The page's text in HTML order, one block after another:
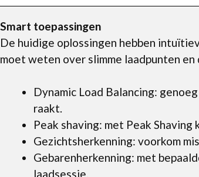
Smart toepassingen
De huidige oplossingen hebben
moet weten over slimme laadpunten
Dynamic Load Balancing:
raakt.
Peak shaving: met Peak
Gezichtsherkenning: voorkom
Gebarenherkenning: met
laadsessie.